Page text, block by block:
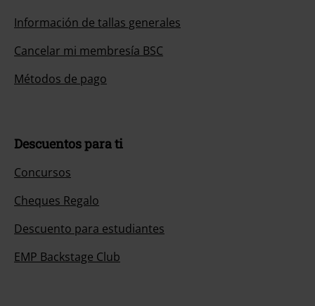
Información de tallas generales
Cancelar mi membresía BSC
Métodos de pago
Descuentos para ti
Concursos
Cheques Regalo
Descuento para estudiantes
EMP Backstage Club